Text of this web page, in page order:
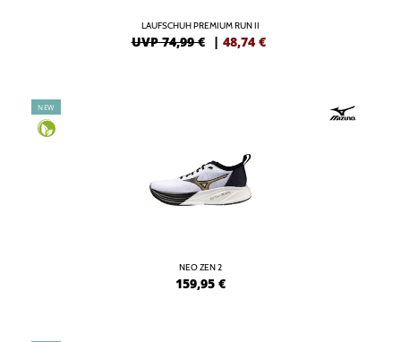
LAUFSCHUH PREMIUM RUN II
UVP 74,99 € | 48,74 €
NEW
NEO ZEN 2
159,95 €